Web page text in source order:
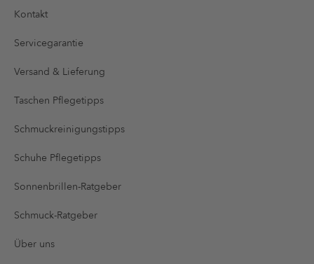
Kontakt
Servicegarantie
Versand & Lieferung
Taschen Pflegetipps
Schmuckreinigungstipps
Schuhe Pflegetipps
Sonnenbrillen-Ratgeber
Schmuck-Ratgeber
Über uns